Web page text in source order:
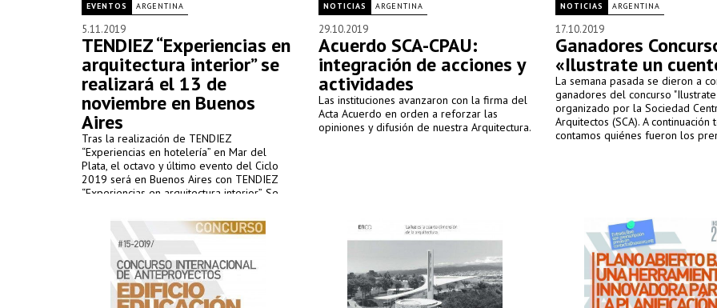
EVENTOS ARGENTINA
5.11.2019
TENDIEZ “Experiencias en
arquitectura interior” se
realizará el 13 de
noviembre en Buenos
Aires
Tras la realización de TENDIEZ
“Experiencias en hotelería” en Mar del
Plata, el octavo y último evento del Ciclo
2019 será en Buenos Aires con TENDIEZ
“Experiencias en arquitectura interior”. Se
Arquitectos, co-organizado por la institución.
Compartirán visiones las arquitectas Adriana
Sierchuk y Gabriela Barrionuevo, Viviana
Melamed, Isabel Viboud, Claudia Faena,
Julia Cabral, Adriana Randazzo y los
arquitectos Leonardo Militello y Fernando
NOTICIAS ARGENTINA
29.10.2019
Acuerdo SCA-CPAU:
integración de acciones y
actividades
Las instituciones avanzaron con la firma del
Acta Acuerdo en orden a reforzar las
opiniones y difusión de nuestra Arquitectura.
NOTICIAS ARGENTINA
17.10.2019
Ganadores
«Ilustrate un
La semana pasada se dieron a
ganadores del concurso "Ilustrate
organizado por la Sociedad
Arquitectos (SCA). A continuación
contamos quiénes fueron los